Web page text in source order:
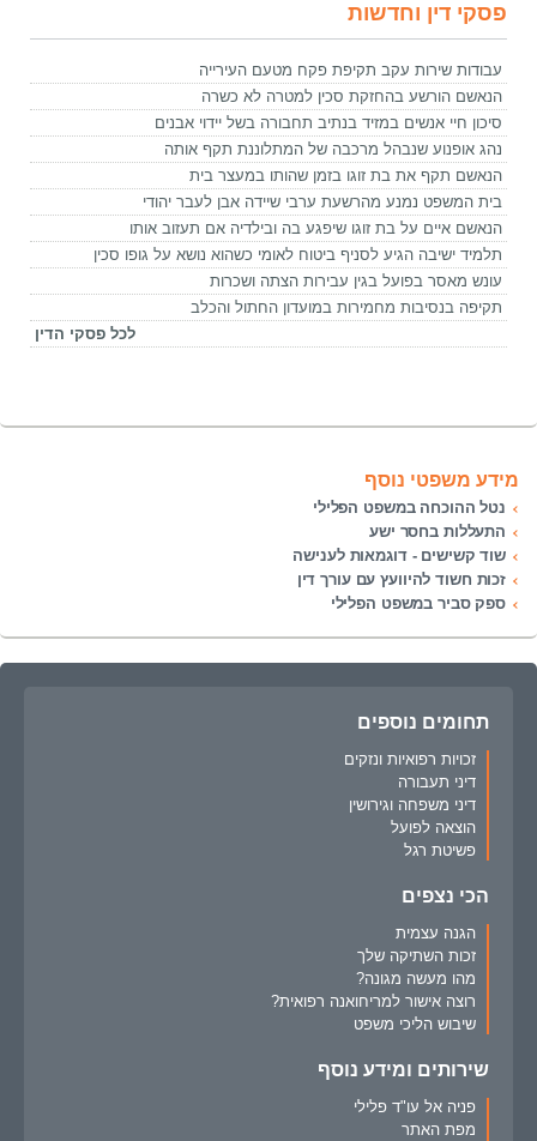
פסקי דין וחדשות
עבודות שירות עקב תקיפת פקח מטעם העירייה
הנאשם הורשע בהחזקת סכין למטרה לא כשרה
סיכון חיי אנשים במזיד בנתיב תחבורה בשל יידוי אבנים
נהג אופנוע שנבהל מרכבה של המתלוננת תקף אותה
הנאשם תקף את בת זוגו בזמן שהותו במעצר בית
בית המשפט נמנע מהרשעת ערבי שיידה אבן לעבר יהודי
הנאשם איים על בת זוגו שיפגע בה ובילדיה אם תעזוב אותו
תלמיד ישיבה הגיע לסניף ביטוח לאומי כשהוא נושא על גופו סכין
עונש מאסר בפועל בגין עבירות הצתה ושכרות
תקיפה בנסיבות מחמירות במועדון החתול והכלב
לכל פסקי הדין
מידע משפטי נוסף
נטל ההוכחה במשפט הפלילי
התעללות בחסר ישע
שוד קשישים - דוגמאות לענישה
זכות חשוד להיוועץ עם עורך דין
ספק סביר במשפט הפלילי
תחומים נוספים
זכויות רפואיות ונזקים
דיני תעבורה
דיני משפחה וגירושין
הוצאה לפועל
פשיטת רגל
הכי נצפים
הגנה עצמית
זכות השתיקה שלך
מהו מעשה מגונה?
רוצה אישור למריחואנה רפואית?
שיבוש הליכי משפט
שירותים ומידע נוסף
פניה אל עו"ד פלילי
מפת האתר